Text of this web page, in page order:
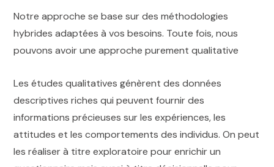
Notre approche se base sur des méthodologies
hybrides adaptées à vos besoins. Toute fois, nous
pouvons avoir une approche purement qualitative
Les études qualitatives génèrent des données
descriptives riches qui peuvent fournir des
informations précieuses sur les expériences, les
attitudes et les comportements des individus. On peut
les réaliser à titre exploratoire pour enrichir un